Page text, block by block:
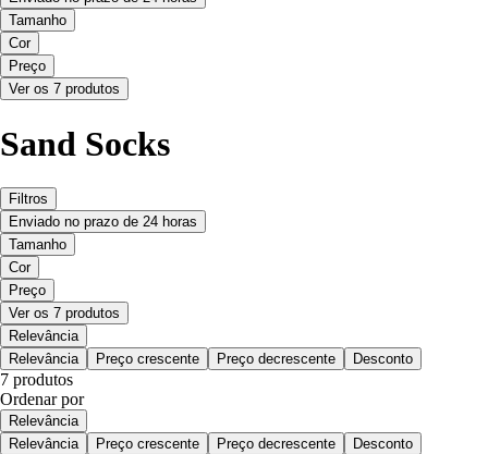
Tamanho
Cor
Preço
Ver os 7 produtos
Sand Socks
Filtros
Enviado no prazo de 24 horas
Tamanho
Cor
Preço
Ver os 7 produtos
Relevância
Relevância
Preço crescente Preço decrescente Desconto
7 produtos
Ordenar por
Relevância
Relevância
Preço crescente Preço decrescente Desconto